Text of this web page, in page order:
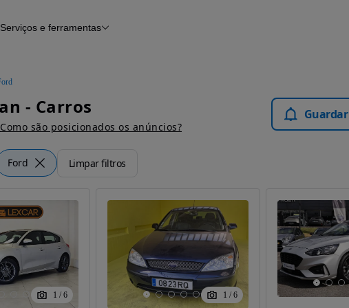
Serviços e ferramentas
- Carros
Como são posicionados os anúncios?
Ford Limpar filtros
1 / 6 1 / 6